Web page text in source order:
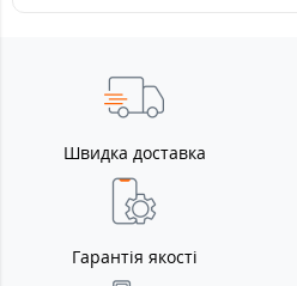
Швидка доставка
Гарантія якості